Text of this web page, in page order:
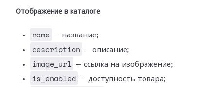
Отображение в каталоге
name — название;
description — описание;
image_url — ссылка на изображение;
is_enabled — доступность товара;